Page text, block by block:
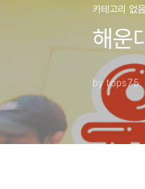
카테고리 없음
해운
by tops75